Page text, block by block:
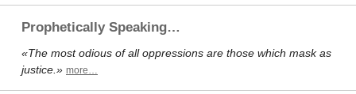
Prophetically Speaking…
«The most odious of all oppressions are those which mask as
justice.» more…